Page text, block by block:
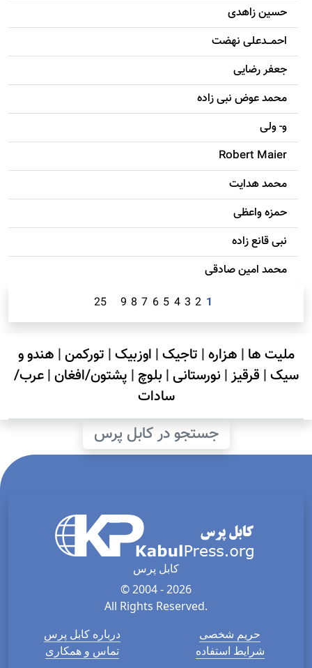
حسين زاهدی
احمـــدعلی نهضت
جعفر رضایی
محمد عوض نبی زاده
و- ولی
Robert Maier
محمد هدایت
حمزه واعظی
نبی قانع زاده
محمد امين صادقی
1
2
3
4
5
6
7
8
9
25
ملیت ها | هزاره| تاجیک| اوزبیک| تورکمن| هندو و
سیک| قرقیز| نورستانی| بلوچ | پشتون/افغان|عرب/
سادات
جستجو در کابل پرس
کابل پرس
© 2004 - 2026
All Rights Reserved.
درباره کابل پرس
تماس و همکاری
حریم شخصی
شرایط استفاده